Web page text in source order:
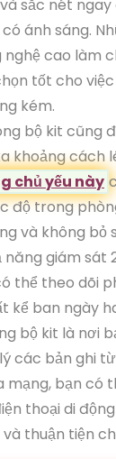
sắc nét ngay
ánh sáng.
cao làm
tốt cho
kém.
bộ kit cũng
khoảng cách
chủ yếu này
độ trong
và không bỏ
năng giám sát
thể theo dõi
kể ban ngày
bộ kit là nơi
các bản ghi
mạng, bạn có
thoại di
thuận tiện